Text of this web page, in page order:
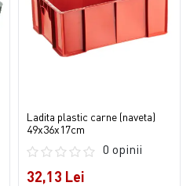
Ladita plastic carne (naveta)
49x36x17cm
0 opinii
32,13 Lei